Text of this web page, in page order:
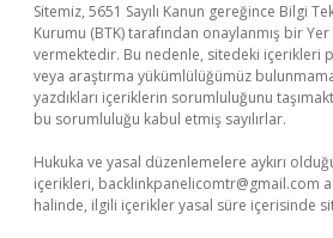
Sitemiz, 5651 Sayılı Kanun gereğince Bilgi
Kurumu (BTK) tarafından onaylanmış bir
vermektedir. Bu nedenle, sitedeki içerikleri
veya araştırma yükümlülüğümüz
yazdıkları içeriklerin sorumluluğunu
bu sorumluluğu kabul etmiş sayılırlar.
Hukuka ve yasal düzenlemelere aykırı
içerikleri, backlinkpanelicomtr@gmail.com
halinde, ilgili içerikler yasal süre içerisinde